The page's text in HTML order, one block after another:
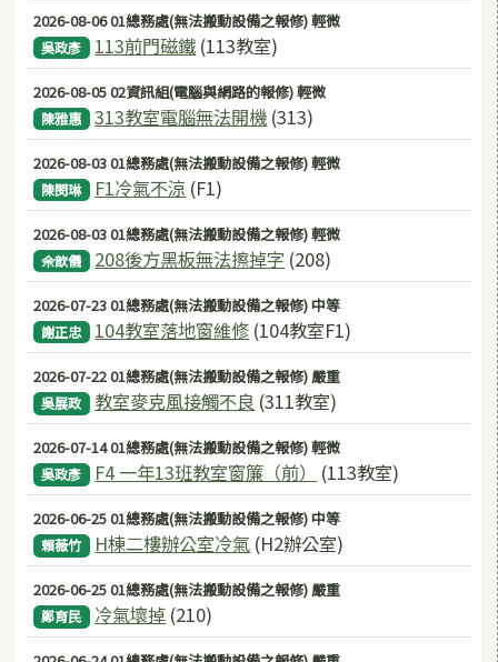
2026-08-06 01總務處(無法搬動設備之報修) 輕微
吳政彥 113前門磁鐵 (113教室)
2026-08-05 02資訊組(電腦與網路的報修) 輕微
陳雅惠 313教室電腦無法開機 (313)
2026-08-03 01總務處(無法搬動設備之報修) 輕微
陳閔琳 F1冷氣不涼 (F1)
2026-08-03 01總務處(無法搬動設備之報修) 輕微
佘歆儀 208後方黑板無法擦掉字 (208)
2026-07-23 01總務處(無法搬動設備之報修) 中等
謝正忠 104教室落地窗維修 (104教室F1)
2026-07-22 01總務處(無法搬動設備之報修) 嚴重
吳展政 教室麥克風接觸不良 (311教室)
2026-07-14 01總務處(無法搬動設備之報修) 輕微
吳政彥 F4 一年13班教室窗簾（前） (113教室)
2026-06-25 01總務處(無法搬動設備之報修) 中等
賴薇竹 H棟二樓辦公室冷氣 (H2辦公室)
2026-06-25 01總務處(無法搬動設備之報修) 嚴重
鄭育民 冷氣壞掉 (210)